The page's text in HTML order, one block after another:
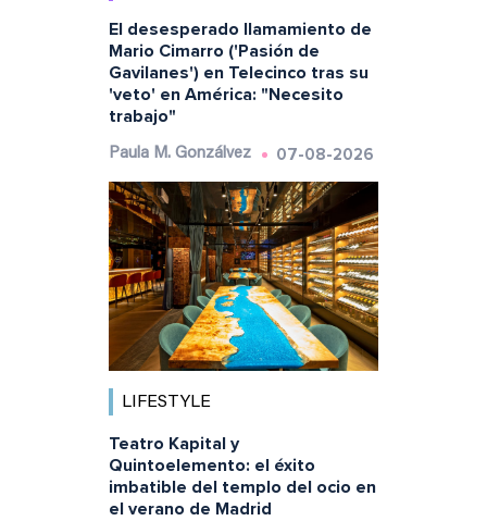
El desesperado llamamiento de
Mario Cimarro ('Pasión de
Gavilanes') en Telecinco tras su
'veto' en América: "Necesito
trabajo"
Paula M. Gonzálvez 07-08-2026
LIFESTYLE
Teatro Kapital y
Quintoelemento: el éxito
imbatible del templo del ocio en
el verano de Madrid